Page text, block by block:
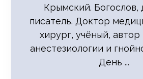
Крымский. Богослов,
писатель. Доктор
хирург, учёный,
анестезиологии и
День ...